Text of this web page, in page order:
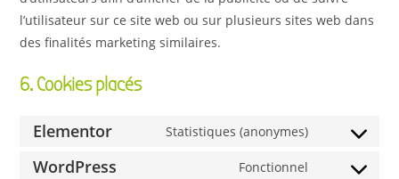
l’utilisateur sur ce site web ou sur plusieurs sites web dans
des finalités marketing similaires.
6. Cookies placés
Elementor Statistiques (anonymes)
WordPress Fonctionnel